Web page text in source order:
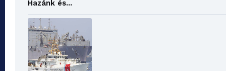
Hazánk és...